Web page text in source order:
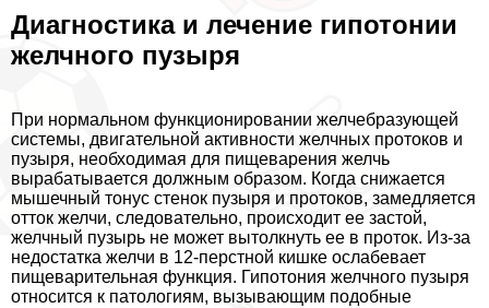
Диагностика и лечение гипотонии
желчного пузыря
При нормальном функционировании желчебразующей
системы, двигательной активности желчных протоков и
пузыря, необходимая для пищеварения желчь
выpaбатывается должным образом. Когда снижается
мышечный тонус стенок пузыря и протоков, замедляется
отток желчи, следовательно, происходит ее застой,
желчный пузырь не может вытолкнуть ее в проток. Из-за
недостатка желчи в 12-перстной кишке ослабевает
пищеварительная функция. Гипотония желчного пузыря
относится к патологиям, вызывающим подобные